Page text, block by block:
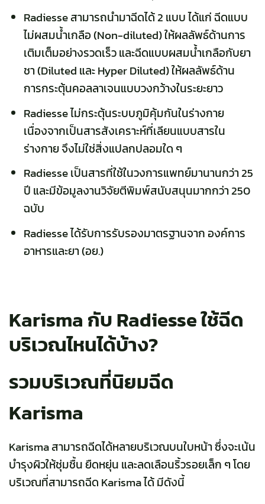
Radiesse สามารถนำมาฉีดได้ 2 แบบ ได้แก่ ฉีดแบบ
ไม่ผสมน้ำเกลือ (Non-diluted) ให้ผลลัพธ์ด้านการ
เติมเต็มอย่างรวดเร็ว และฉีดแบบผสมน้ำเกลือกับยา
ชา (Diluted และ Hyper Diluted) ให้ผลลัพธ์ด้าน
การกระตุ้นคอลลาเจนแบบวงกว้างในระยะยาว
Radiesse ไม่กระตุ้นระบบภูมิคุ้มกันในร่างกาย
เนื่องจากเป็นสารสังเคราะห์ที่เลียนแบบสารใน
ร่างกาย จึงไม่ใช่สิ่งแปลกปลอมใด ๆ
Radiesse เป็นสารที่ใช้ในวงการแพทย์มานานกว่า 25
ปี และมีข้อมูลงานวิจัยตีพิมพ์สนับสนุนมากกว่า 250
ฉบับ
Radiesse ได้รับการรับรองมาตรฐานจาก องค์การ
อาหารและยา (อย.)
Karisma กับ Radiesse ใช้ฉีด
บริเวณไหนได้บ้าง?
รวมบริเวณที่นิยมฉีด
Karisma
Karisma สามารถฉีดได้หลายบริเวณบนใบหน้า ซึ่งจะเน้น
บำรุงผิวให้ชุ่มชื้น ยืดหยุ่น และลดเลือนริ้วรอยเล็ก ๆ โดย
บริเวณที่สามารถฉีด Karisma ได้ มีดังนี้